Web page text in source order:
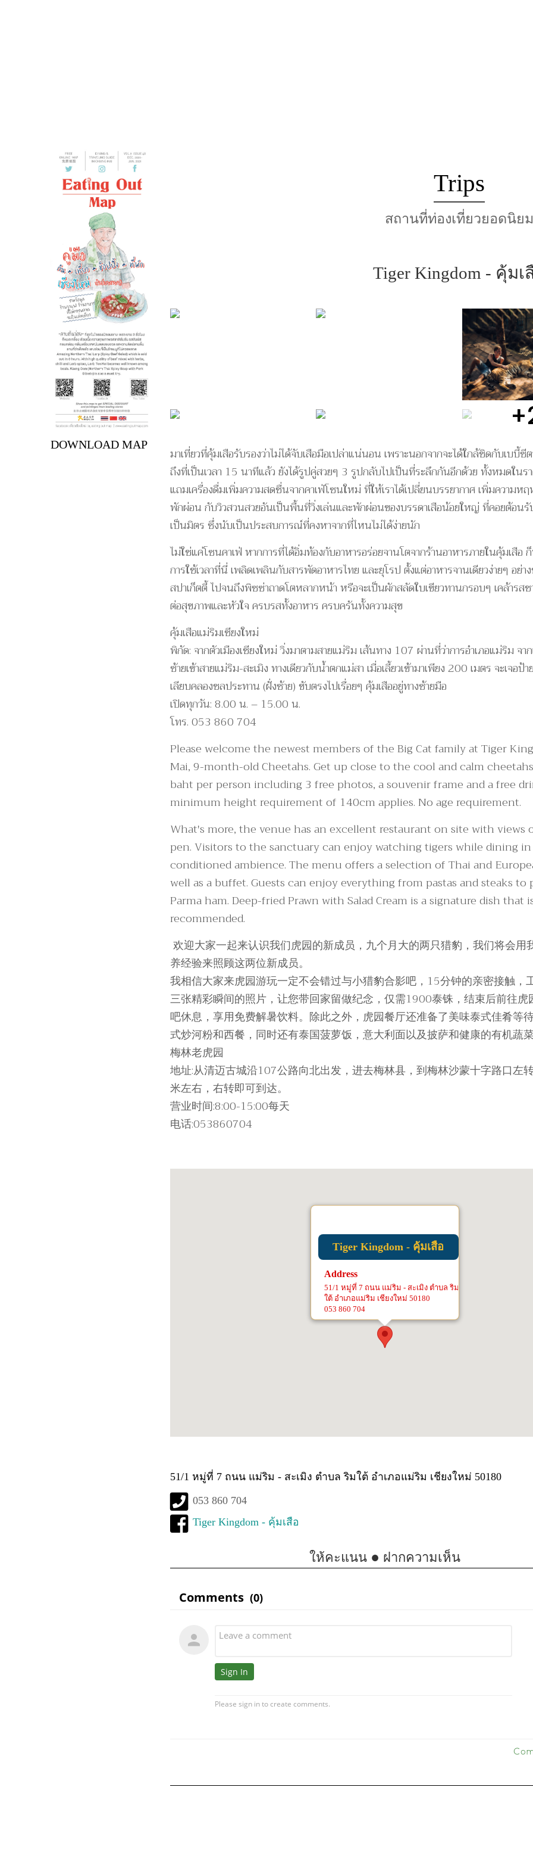
DOWNLOAD MAP
Trips
สถานที่ท่องเที่ยวยอดนิยม
Tiger Kingdom - คุ้มเ
มาเที่ยวที่คุ้มเสือรับรองว่าไม่ได้จับเสือมือเปล่าแน่นอน เพราะนอกจากจะได้ใกล้ชิดกับเบบี้ซี
ถึงที่เป็นเวลา 15 นาทีแล้ว ยังได้รูปคู่สวยๆ 3 รูปกลับไปเป็นที่ระลึกกันอีกด้วย ทั้งหมดใน
แถมเครื่องดื่มเพิ่มความสดชื่นจากคาเฟ่โซนใหม่ ที่ให้เราได้เปลี่ยนบรรยากาศ เพิ่มความห
พักผ่อน กับวิวสวนสวยอันเป็นพื้นที่วิ่งเล่นและพักผ่อนของบรรดาเสือน้อยใหญ่ ที่คอยต้อนรั
เป็นมิตร ซึ่งนับเป็นประสบการณ์ที่คงหาจากที่ไหนไม่ได้ง่ายนัก
ไม่ใช่แค่โซนคาเฟ่ หากการที่ได้อิ่มท้องกับอาหารอร่อยจานโตจากร้านอาหารภายในคุ้มเสือ
การใช้เวลาที่นี่ เพลิดเพลินกับสารพัดอาหารไทย และยุโรป ตั้งแต่อาหารจานเดียวง่ายๆ อย่า
สปาเก็ตตี้ ไปจนถึงพิซซ่าถาดโตหลากหน้า หรือจะเป็นผักสลัดใบเขียวทานกรอบๆ เคล้ารส
ต่อสุขภาพและหัวใจ ครบรสทั้งอาหาร ครบครันทั้งความสุข
คุ้มเสือแม่ริมเชียงใหม่
พิกัด: จากตัวเมืองเชียงใหม่ วิ่งมาตามสายแม่ริม เส้นทาง 107 ผ่านที่ว่าการอำเภอแม่ริม จา
ซ้ายเข้าสายแม่ริม-สะเมิง ทางเดียวกับน้ำตกแม่สา เมื่อเลี้ยวเข้ามาเพียง 200 เมตร จะเจอป้
เลียบคลองชลประทาน (ฝั่งซ้าย) ขับตรงไปเรื่อยๆ คุ้มเสืออยู่ทางซ้ายมือ
เปิดทุกวัน: 8.00 น. – 15.00 น.
โทร. 053 860 704
Please welcome the newest members of the Big Cat family at Tiger
Mai, 9-month-old Cheetahs. Get up close to the cool and calm
baht per person including 3 free photos, a souvenir frame and a free
minimum height requirement of 140cm applies. No age requirement.
What's more, the venue has an excellent restaurant on site with views
pen. Visitors to the sanctuary can enjoy watching tigers while dining
conditioned ambience. The menu offers a selection of Thai and
well as a buffet. Guests can enjoy everything from pastas and steaks to
Parma ham. Deep-fried Prawn with Salad Cream is a signature dish that
recommended.
欢迎大家一起来认识我们虎园的新成员，九个月大的两只猎豹，我们将会用
养经验来照顾这两位新成员。
我相信大家来虎园游玩一定不会错过与小猎豹合影吧，15分钟的亲密接触，
三张精彩瞬间的照片，让您带回家留做纪念，仅需1900泰铢，结束后前往虎
吧休息，享用免费解暑饮料。除此之外，虎园餐厅还准备了美味泰式佳肴等
式炒河粉和西餐，同时还有泰国菠萝饭，意大利面以及披萨和健康的有机蔬菜
梅林老虎园
地址:从清迈古城沿107公路向北出发，进去梅林县，到梅林沙蒙十字路口左
米左右，右转即可到达。
营业时间:8:00-15:00每天
电话:053860704
Tiger Kingdom - คุ้มเสือ
Address
51/1 หมู่ที่ 7 ถนน แม่ริม - สะเมิง ตำบล ริม
ใต้ อำเภอแม่ริม เชียงใหม่ 50180
053 860 704
51/1 หมู่ที่ 7 ถนน แม่ริม - สะเมิง ตำบล ริมใต้ อำเภอแม่ริม เชียงใหม่ 50180
053 860 704
Tiger Kingdom - คุ้มเสือ
ให้คะแนน ● ฝากความเห็น